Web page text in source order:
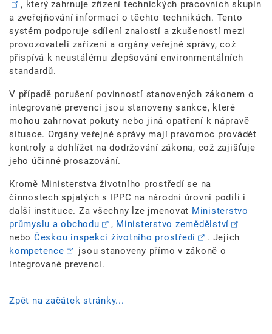
, který zahrnuje zřízení technických pracovních skupin
a zveřejňování informací o těchto technikách. Tento
systém podporuje sdílení znalostí a zkušeností mezi
provozovateli zařízení a orgány veřejné správy, což
přispívá k neustálému zlepšování environmentálních
standardů.
V případě porušení povinností stanovených zákonem o
integrované prevenci jsou stanoveny sankce, které
mohou zahrnovat pokuty nebo jiná opatření k nápravě
situace. Orgány veřejné správy mají pravomoc provádět
kontroly a dohlížet na dodržování zákona, což zajišťuje
jeho účinné prosazování.
Kromě Ministerstva životního prostředí se na
činnostech spjatých s IPPC na národní úrovni podílí i
další instituce. Za všechny lze jmenovat Ministerstvo
průmyslu a obchodu
, Ministerstvo zemědělství
nebo Českou inspekci životního prostředí
. Jejich
kompetence
jsou stanoveny přímo v zákoně o
integrované prevenci.
Zpět na začátek stránky...